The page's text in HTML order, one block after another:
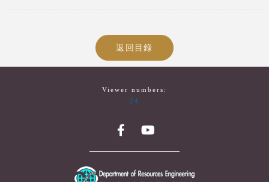
返回目錄
Viewer numbers:
24